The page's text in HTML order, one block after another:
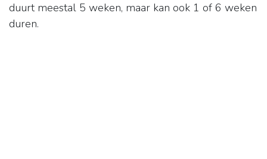
duurt meestal 5 weken, maar kan ook 1 of 6 weken
duren.